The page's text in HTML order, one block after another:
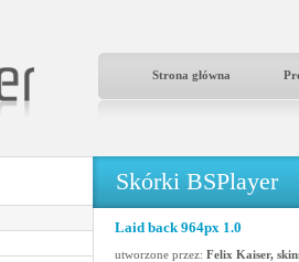
Strona główna
Skórki BSPlayer
Laid back 964px 1.0
utworzone przez: Felix Kaiser,